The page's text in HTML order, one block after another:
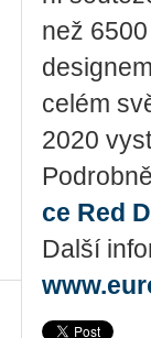
než
celém
2020
ce Red
Další